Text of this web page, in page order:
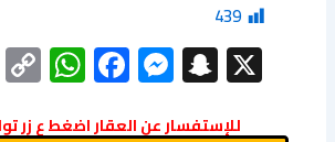
439
X
Snapchat
للإستفسار عن العقار اضغط ع زر